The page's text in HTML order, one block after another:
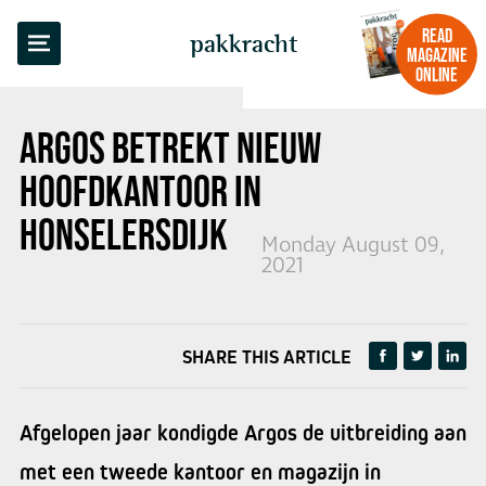
pakkracht
READ
MAGAZINE
ONLINE
ARGOS BETREKT NIEUW
HOOFDKANTOOR IN
HONSELERSDIJK
Monday August 09,
2021
BACK TO OVERVIEW
SHARE THIS ARTICLE
Afgelopen jaar kondigde Argos de uitbreiding aan
met een tweede kantoor en magazijn in